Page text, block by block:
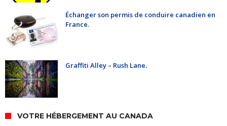
Échanger son permis de conduire canadien en
France.
Graffiti Alley – Rush Lane.
VOTRE HÉBERGEMENT AU CANADA